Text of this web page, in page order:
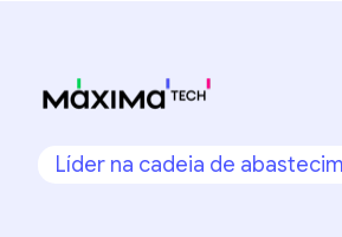
Líder na cadeia de